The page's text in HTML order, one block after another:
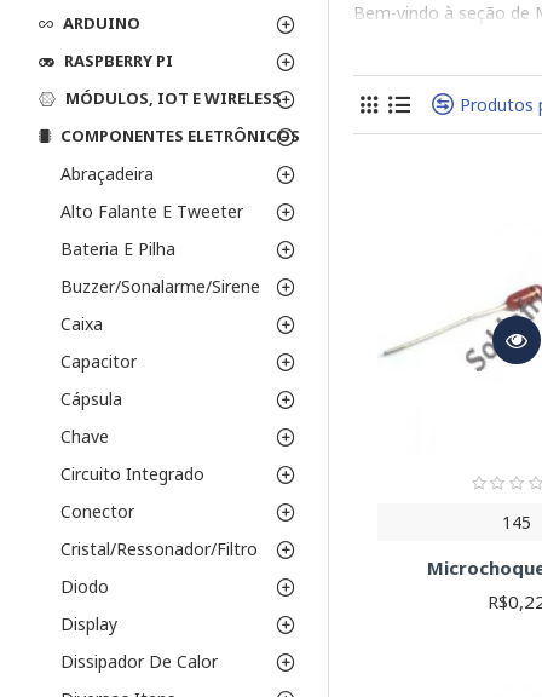
ARDUINO
RASPBERRY PI
MÓDULOS, IOT E WIRELESS
COMPONENTES ELETRÔNICOS
Abraçadeira
Alto Falante E Tweeter
Bateria E Pilha
Buzzer/Sonalarme/Sirene
Caixa
Capacitor
Cápsula
Chave
Circuito Integrado
Conector
Cristal/Ressonador/Filtro
Diodo
Display
Dissipador De Calor
Bem-vindo à seção de
Tipos de Micro
automatizada.
PTH
mais robustos e
Parâmetros
Indutância (L):
componente.
Frequência de
considerar a
Resistência DC
curvas de corrente-
Produtos
145